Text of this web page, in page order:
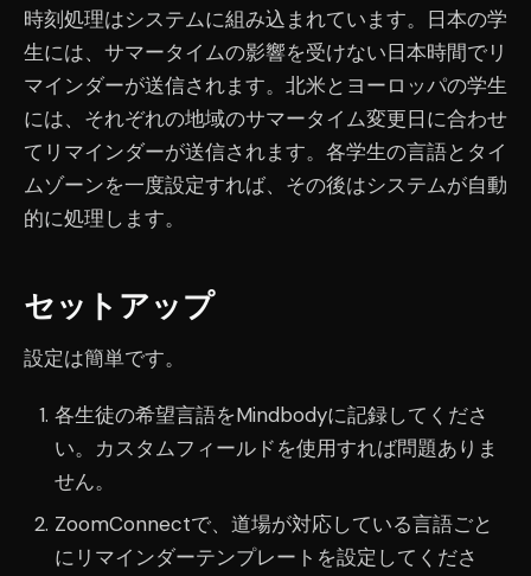
時刻処理はシステムに組み込まれています。日本の学
生には、サマータイムの影響を受けない日本時間でリ
マインダーが送信されます。北米とヨーロッパの学生
には、それぞれの地域のサマータイム変更日に合わせ
てリマインダーが送信されます。各学生の言語とタイ
ムゾーンを一度設定すれば、その後はシステムが自動
的に処理します。
セットアップ
設定は簡単です。
各生徒の希望言語をMindbodyに記録してくださ
い。カスタムフィールドを使用すれば問題ありま
せん。
ZoomConnectで、道場が対応している言語ごと
にリマインダーテンプレートを設定してくださ